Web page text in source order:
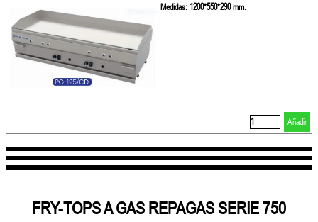
Medidas: 1200*550*290 mm.
Añadir
FRY-TOPS A GAS REPAGAS SERIE 750